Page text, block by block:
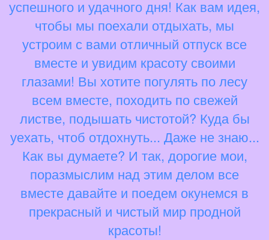
успешного и удачного дня! Как вам идея,
чтобы мы поехали отдыхать, мы
устроим с вами отличный отпуск все
вместе и увидим красоту своими
глазами! Вы хотите погулять по лесу
всем вместе, походить по свежей
листве, подышать чистотой? Куда бы
уехать, чтоб отдохнуть... Даже не знаю...
Как вы думаете? И так, дорогие мои,
поразмыслим над этим делом все
вместе давайте и поедем окунемся в
прекрасный и чистый мир продной
красоты!